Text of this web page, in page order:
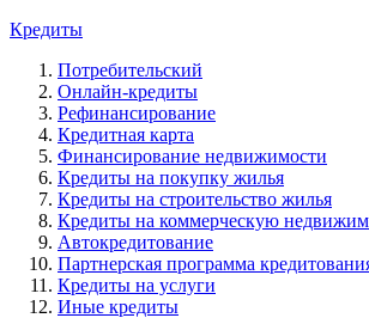
Кредиты
Потребительский
Онлайн-кредиты
Рефинансирование
Кредитная карта
Финансирование недвижимости
Кредиты на покупку жилья
Кредиты на строительство жилья
Кредиты на коммерческую
Автокредитование
Партнерская программа
Кредиты на услуги
Иные кредиты